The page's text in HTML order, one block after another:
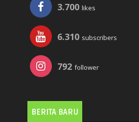
3.700 likes
6.310 subscribers
792 follower
BERITA BARU